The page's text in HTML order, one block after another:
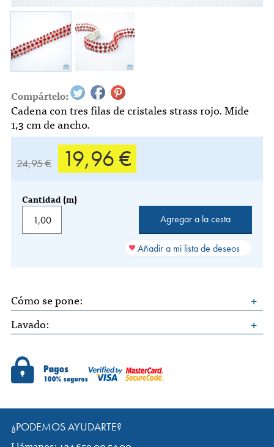
Compártelo:
Cadena con tres filas de cristales strass rojo. Mide
1,3 cm de ancho.
24,95 € 19,96 €
Cantidad (m)
Añadir a mi lista de deseos
Cómo se pone:
Lavado:
¿PODEMOS AYUDARTE?